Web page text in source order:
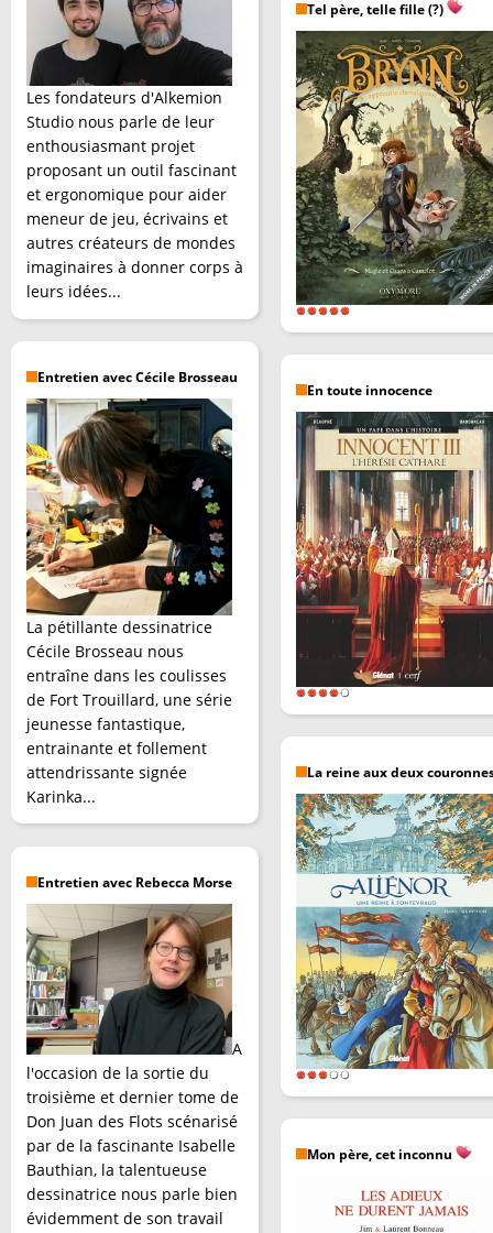
Les fondateurs d'Alkemion
Studio nous parle de leur
enthousiasmant projet
proposant un outil fascinant
et ergonomique pour aider
meneur de jeu, écrivains et
autres créateurs de mondes
imaginaires à donner corps à
leurs idées...
Entretien avec Cécile Brosseau
La pétillante dessinatrice
Cécile Brosseau nous
entraîne dans les coulisses
de Fort Trouillard, une série
jeunesse fantastique,
entrainante et follement
attendrissante signée
Karinka...
Entretien avec Rebecca Morse
A
l'occasion de la sortie du
troisième et dernier tome de
Don Juan des Flots scénarisé
par de la fascinante Isabelle
Bauthian, la talentueuse
dessinatrice nous parle bien
évidemment de son travail
Tel père, telle fille (?)
En toute innocence
La reine aux deux
Mon père, cet inconnu